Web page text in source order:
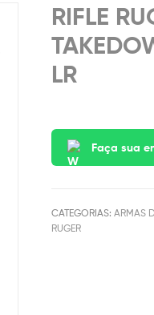
RIFLE
LR
Faça sua
CATEGORIAS: ARMAS
RUGER